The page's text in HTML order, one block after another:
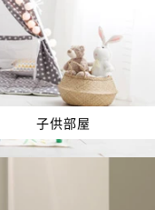
子供部屋